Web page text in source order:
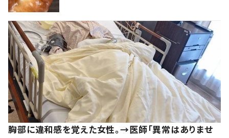
胸部に違和感を覚えた女性。→医師「異常はありませ